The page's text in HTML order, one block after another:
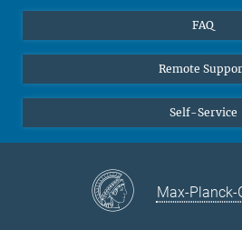
YouTube
FAQ
Remote
Self-Service
Max-Planck-